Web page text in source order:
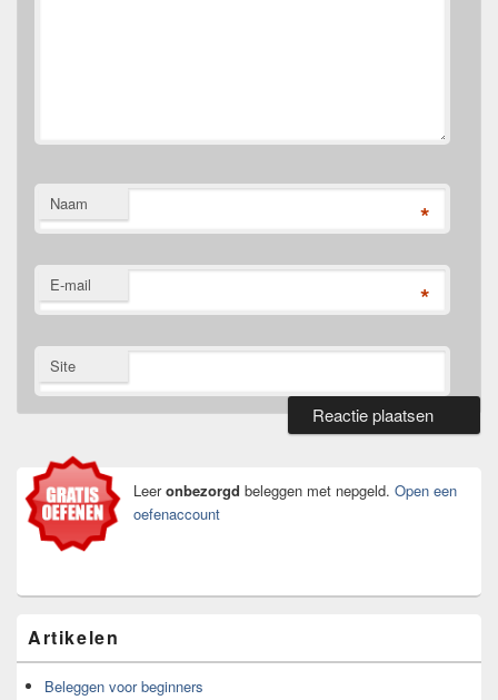
Naam *
E-mail *
Site
zijbalk
widget
gebied
Leeronbezorgd beleggen met nepgeld. Open een
oefenaccount
Artikelen
Beleggen voor beginners